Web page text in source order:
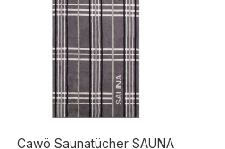
Cawö Saunatücher SAUNA